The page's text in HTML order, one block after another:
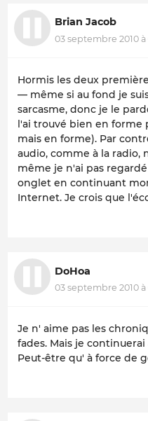
Brian Jacob
03 septembre 2010 à
Hormis les deux
— même si au fond je
sarcasme, donc je le
l'ai trouvé bien en forme
mais en forme). Par
audio, comme à la radio,
même je n'ai pas
onglet en continuant
Internet. Je crois que
DoHoa
03 septembre 2010 à
Je n' aime pas les
fades. Mais je
Peut-être qu' à force de